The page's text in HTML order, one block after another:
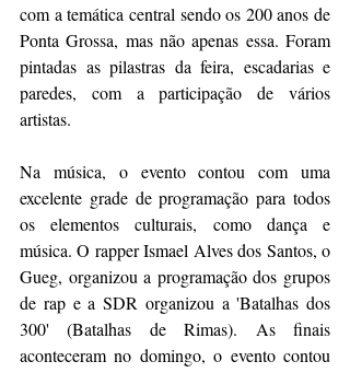
com a temática central sendo os 200 anos de
Ponta Grossa, mas não apenas essa. Foram
pintadas as pilastras da feira, escadarias e
paredes, com a participação de vários
artistas.
Na música, o evento contou com uma
excelente grade de programação para todos
os elementos culturais, como dança e
música. O rapper Ismael Alves dos Santos, o
Gueg, organizou a programação dos grupos
de rap e a SDR organizou a 'Batalhas dos
300' (Batalhas de Rimas). As finais
aconteceram no domingo, o evento contou